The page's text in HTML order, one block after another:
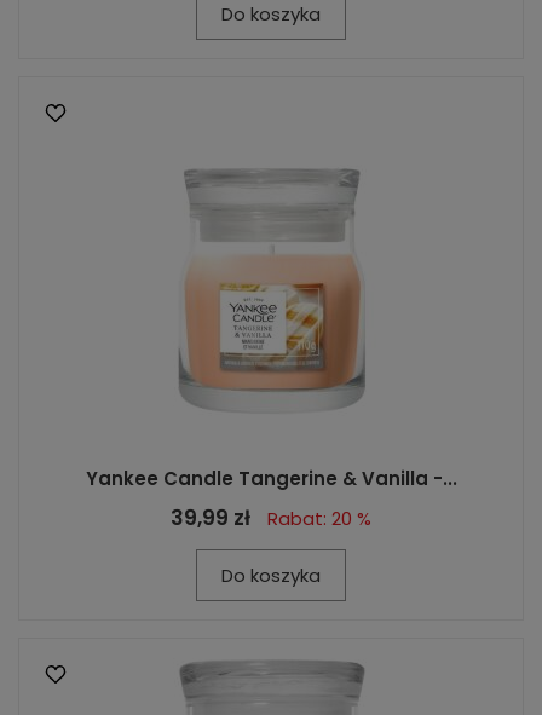
Do koszyka
Yankee Candle Tangerine & Vanilla -...
39,99 zł Rabat: 20 %
Do koszyka